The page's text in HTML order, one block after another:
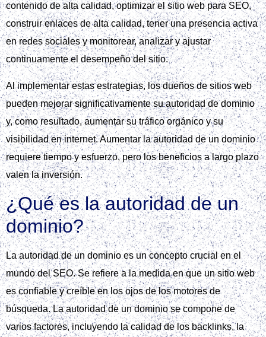
contenido de alta calidad, optimizar el sitio web para SEO,
construir enlaces de alta calidad, tener una presencia activa
en redes sociales y monitorear, analizar y ajustar
continuamente el desempeño del sitio.
Al implementar estas estrategias, los dueños de sitios web
pueden mejorar significativamente su autoridad de dominio
y, como resultado, aumentar su tráfico orgánico y su
visibilidad en internet. Aumentar la autoridad de un dominio
requiere tiempo y esfuerzo, pero los beneficios a largo plazo
valen la inversión.
¿Qué es la autoridad de un
dominio?
La autoridad de un dominio es un concepto crucial en el
mundo del SEO. Se refiere a la medida en que un sitio web
es confiable y creíble en los ojos de los motores de
búsqueda. La autoridad de un dominio se compone de
varios factores, incluyendo la calidad de los backlinks, la